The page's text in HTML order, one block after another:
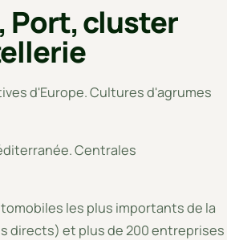
Port, cluster
d'Europe. Cultures d'agrumes
Centrales
les plus importants de la
directs) et plus de 200 entreprises